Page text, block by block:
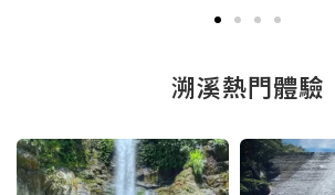
溯溪熱門體驗